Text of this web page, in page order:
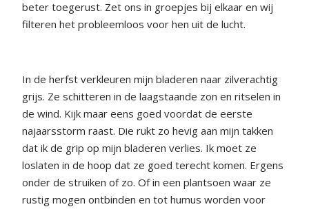
beter toegerust. Zet ons in groepjes bij elkaar en wij
filteren het probleemloos voor hen uit de lucht.
In de herfst verkleuren mijn bladeren naar zilverachtig
grijs. Ze schitteren in de laagstaande zon en ritselen in
de wind. Kijk maar eens goed voordat de eerste
najaarsstorm raast. Die rukt zo hevig aan mijn takken
dat ik de grip op mijn bladeren verlies. Ik moet ze
loslaten in de hoop dat ze goed terecht komen. Ergens
onder de struiken of zo. Of in een plantsoen waar ze
rustig mogen ontbinden en tot humus worden voor